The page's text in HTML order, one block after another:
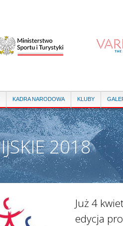
KADRA NARODOWA KLUBY
2018
Już 4
edycja